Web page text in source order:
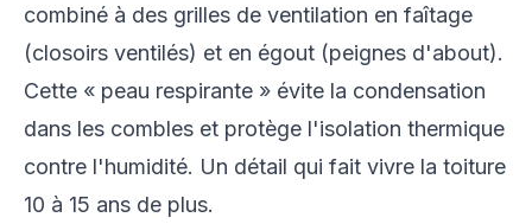
combiné à des grilles de ventilation en faîtage
(closoirs ventilés) et en égout (peignes d'about).
Cette « peau respirante » évite la condensation
dans les combles et protège l'isolation thermique
contre l'humidité. Un détail qui fait vivre la toiture
10 à 15 ans de plus.